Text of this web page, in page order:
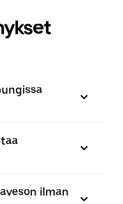
ilman